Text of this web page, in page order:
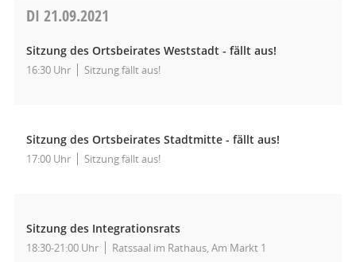
DI 21.09.2021
Sitzung des Ortsbeirates Weststadt - fällt aus!
16:30 Uhr Sitzung fällt aus!
Sitzung des Ortsbeirates Stadtmitte - fällt aus!
17:00 Uhr Sitzung fällt aus!
Sitzung des Integrationsrats
18:30-21:00 Uhr Ratssaal im Rathaus, Am Markt 1